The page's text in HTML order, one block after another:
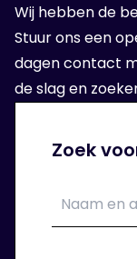
jou hebben
bij de
5. Aan de
kan je aan
Zoek
Wij hebben de
Stuur ons een
dagen contact
de slag en